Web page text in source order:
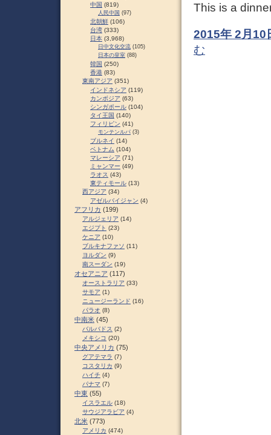
This is a
2015年 2月10
む
中国 (819)
人民中国 (97)
北朝鮮 (106)
台湾 (333)
日本 (3,968)
日中文化交流 (105)
日本の皇室 (88)
韓国 (250)
香港 (83)
東南アジア (351)
インドネシア (119)
カンボジア (63)
シンガポール (104)
タイ王国 (140)
フィリピン (41)
モンテンルパ (3)
ブルネイ (14)
ベトナム (104)
マレーシア (71)
ミャンマー (49)
ラオス (43)
東ティモール (13)
西アジア (34)
アゼルバイジャン (4)
アフリカ (199)
アルジェリア (14)
エジプト (23)
ケニア (10)
ブルキナファソ (11)
ヨルダン (9)
南スーダン (19)
オセアニア (117)
オーストラリア (33)
サモア (1)
ニュージーランド (16)
パラオ (8)
中南米 (45)
バルバドス (2)
メキシコ (20)
中央アメリカ (75)
グアテマラ (7)
コスタリカ (9)
ハイチ (4)
パナマ (7)
中東 (55)
イスラエル (18)
サウジアラビア (4)
北米 (773)
アメリカ (474)